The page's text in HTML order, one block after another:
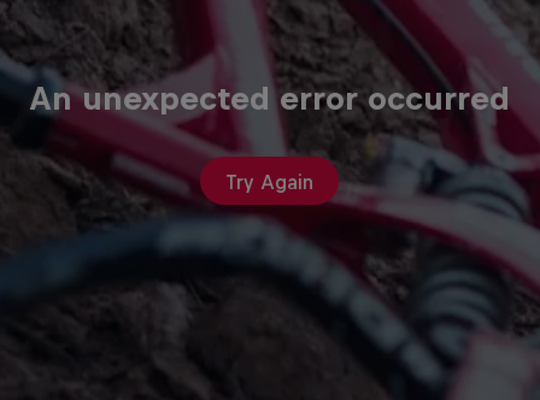
An unexpected error occurred
Try Again